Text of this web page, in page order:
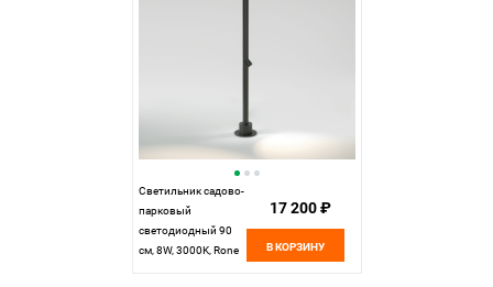
Светильник садово-
парковый
светодиодный 90
см, 8W, 3000K, Rone
17 200 ₽
В КОРЗИНУ